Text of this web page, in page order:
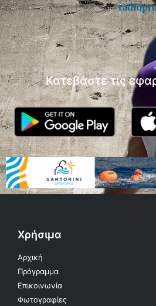
Κατεβάστε τις
Χρήσιμα
Αρχική
Πρόγραμμα
Επικοινωνία
Φωτογραφίες